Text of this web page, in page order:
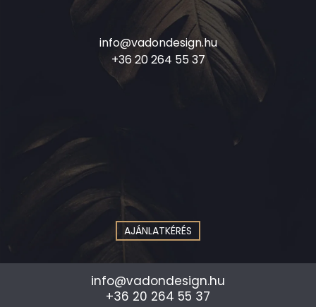
info@vadondesign.hu
+36 20 264 55 37
AJÁNLATKÉRÉS
info@vadondesign.hu
+36 20 264 55 37